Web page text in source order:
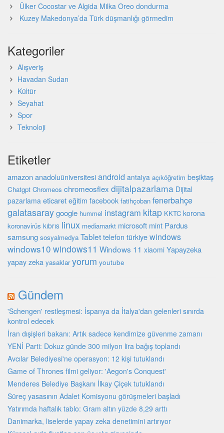
Ülker Cocostar ve Algida Milka Oreo dondurma
Kuzey Makedonya’da Türk düşmanlığı görmedim
Kategoriler
Alışveriş
Havadan Sudan
Kültür
Seyahat
Spor
Teknoloji
Etiketler
amazon anadoluüniversitesi android antalya açıköğretim beşiktaş
Chatgpt Chromeos chromeosflex dijitalpazarlama Dijital
pazarlama eticaret eğitim facebook fatihçoban fenerbahçe
galatasaraygoogle hummel instagram kitap KKTC korona
koronavirüs kıbrıs linux mediamarkt microsoft mint Pardus
samsung sosyalmedya Tablet telefon türkiyewindows
windows10 windows11 Windows 11 xiaomi Yapayzeka
yapay zeka yasaklar yorum youtube
Gündem
'Schengen' restleşmesi: İspanya da İtalya'dan gelenleri sınırda
kontrol edecek
İran dışişleri bakanı: Artık sadece kendimize güvenme zamanı
YENİ Parti: Dokuz günde 300 milyon lira bağış toplandı
Avcılar Belediyesi'ne operasyon: 12 kişi tutuklandı
Game of Thrones filmi geliyor: 'Aegon's Conquest'
Menderes Belediye Başkanı İlkay Çiçek tutuklandı
Süreç yasasının Adalet Komisyonu görüşmeleri başladı
Yatırımda haftalık tablo: Gram altın yüzde 8,29 arttı
Danimarka, liselerde yapay zeka denetimini artırıyor